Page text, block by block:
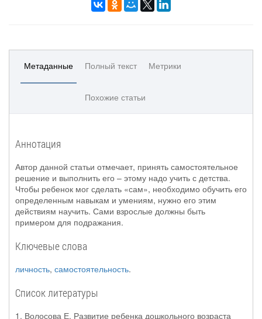
Метаданные Полный текст Метрики
Похожие статьи
Аннотация
Автор данной статьи отмечает, принять самостоятельное
решение и выполнить его – этому надо учить с детства.
Чтобы ребенок мог сделать «сам», необходимо обучить его
определенным навыкам и умениям, нужно его этим
действиям научить. Сами взрослые должны быть
примером для подражания.
Ключевые слова
личность, самостоятельность.
Список литературы
1. Волосова Е. Развитие ребенка дошкольного возраста